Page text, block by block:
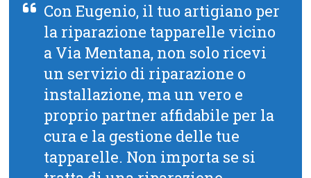
Con Eugenio, il tuo artigiano per
la riparazione tapparelle vicino
a Via Mentana, non solo ricevi
un servizio di riparazione o
installazione, ma un vero e
proprio partner affidabile per la
cura e la gestione delle tue
tapparelle. Non importa se si